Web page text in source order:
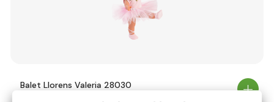
Balet Llorens Valeria 28030